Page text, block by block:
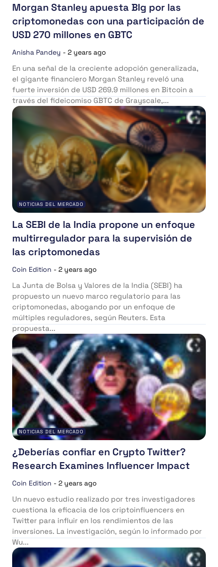
Morgan Stanley apuesta BIg por las
criptomonedas con una participación de
USD 270 millones en GBTC
Anisha Pandey - 2 years ago
En una señal de la creciente adopción generalizada,
el gigante financiero Morgan Stanley reveló una
fuerte inversión de USD 269.9 millones en Bitcoin a
través del fideicomiso GBTC de Grayscale,...
NOTICIAS DEL MERCADO
La SEBI de la India propone un enfoque
multirregulador para la supervisión de
las criptomonedas
Coin Edition - 2 years ago
La Junta de Bolsa y Valores de la India (SEBI) ha
propuesto un nuevo marco regulatorio para las
criptomonedas, abogando por un enfoque de
múltiples reguladores, según Reuters. Esta
propuesta...
NOTICIAS DEL MERCADO
¿Deberías confiar en Crypto Twitter?
Research Examines Influencer Impact
Coin Edition - 2 years ago
Un nuevo estudio realizado por tres investigadores
cuestiona la eficacia de los criptoinfluencers en
Twitter para influir en los rendimientos de las
inversiones. La investigación, según lo informado por
Wu...